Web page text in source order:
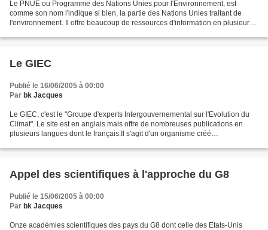
Le PNUE ou Programme des Nations Unies pour l'Environnement, est
comme son nom l'indique si bien, la partie des Nations Unies traitant de
l'environnement. Il offre beaucoup de ressources d'information en plusieurs
Le GIEC
Publié le 16/06/2005 à 00:00
Par bk Jacques
Le GIEC, c'est le "Groupe d'experts Intergouvernemental sur l'Evolution du
Climat". Le site est en anglais mais offre de nombreuses publications en
plusieurs langues dont le français.Il s'agit d'un organisme créé
Appel des scientifiques à l'approche du G8
Publié le 15/06/2005 à 00:00
Par bk Jacques
Onze académies scientifiques des pays du G8 dont celle des Etats-Unis